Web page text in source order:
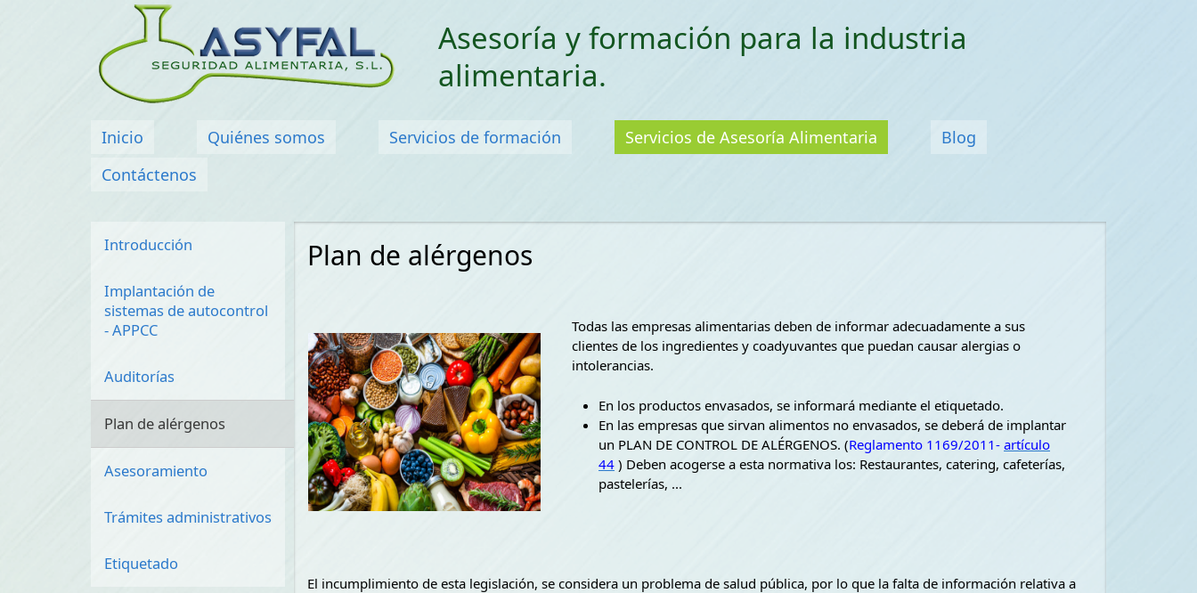
Asesoría y formación para la industria
alimentaria.
Menú principal
Inicio Quiénes somos Servicios de formación Servicios de Asesoría Alimentaria
Blog
Contáctenos
Plan de alérgenos
Todas las empresas alimentarias deben de informar adecuadamente a sus
clientes de los ingredientes y coadyuvantes que puedan causar alergias o
intolerancias.
En los productos envasados, se informará mediante el etiquetado.
En las empresas que sirvan alimentos no envasados, se deberá de implantar
un PLAN DE CONTROL DE ALÉRGENOS. (Reglamento 1169/2011- artículo
44 ) Deben acogerse a esta normativa los: Restaurantes, catering, cafeterías,
pastelerías, ...
El incumplimiento de esta legislación, se considera un problema de salud pública, por lo que la falta de información relativa a
Introducción
Implantación de
sistemas de autocontrol
- APPCC
Auditorías
Plan de alérgenos
Asesoramiento
Trámites administrativos
Etiquetado